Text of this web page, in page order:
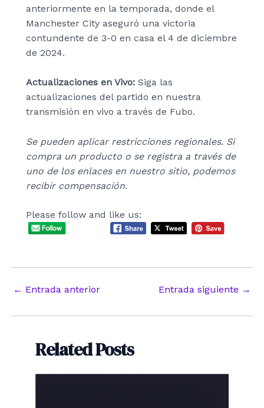
anteriormente en la temporada, donde el
Manchester City aseguró una victoria
contundente de 3-0 en casa el 4 de diciembre
de 2024.
Actualizaciones en Vivo: Siga las
actualizaciones del partido en nuestra
transmisión en vivo a través de Fubo.
Se pueden aplicar restricciones regionales. Si
compra un producto o se registra a través de
uno de los enlaces en nuestro sitio, podemos
recibir compensación.
Please follow and like us:
Navegación
entradas
← Entrada anterior Entrada siguiente →
Related Posts